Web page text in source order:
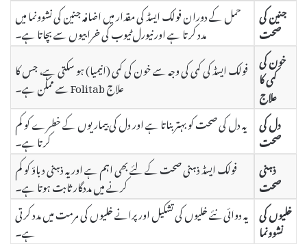
جنین کی
صحت
حمل کے دوران فولک ایسڈ کی مقدار میں اضافہ جنین کی نشوونما میں
مدد کرتا ہے اور نیورل ٹیوب کی خرابیوں سے بچاتا ہے۔
خون کی
کمی کا
علاج
فولک ایسڈ کی کمی کی وجہ سے خون کی کمی (انیمیا) ہو سکتی ہے، جس کا
علاج Folitab سے ممکن ہے۔
دل کی
صحت
یہ دل کی صحت کو بہتر بناتا ہے اور دل کی بیماریوں کے خطرے کو کم
کرتا ہے۔
ذہنی
صحت
فولک ایسڈ ذہنی صحت کے لئے بھی اہم ہے اور یہ ذہنی دباؤ کو کم
کرنے میں مددگار ثابت ہوتا ہے۔
خلیوں کی
نشوونما
یہ دوائی نئے خلیوں کی تشکیل اور پرانے خلیوں کی مرمت میں مدد کرتی
ہے۔